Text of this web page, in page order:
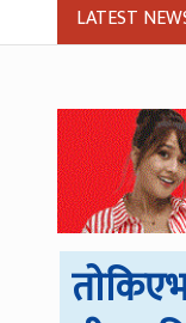
LATEST